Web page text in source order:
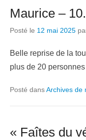
Maurice –
Posté le 12 mai 2025
Belle reprise de la
plus de 20
Posté dansArchives de
« Faîtes du